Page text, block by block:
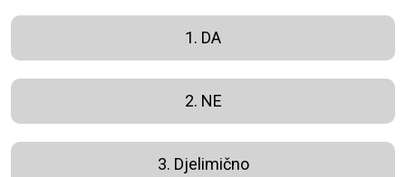
1. DA
2. NE
3. Djelimično